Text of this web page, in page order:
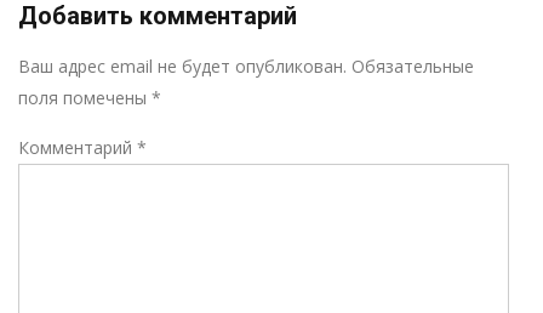
Добавить комментарий
Ваш адрес email не будет опубликован. Обязательные
поля помечены *
Комментарий *